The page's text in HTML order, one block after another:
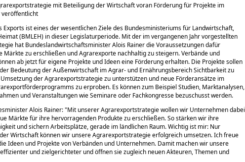
mit Beteiligung der Wirtschaft voran Förderung für Projekte im
veröffentlicht
Exports ist eines der wesentlichen Ziele des Bundesministeriums für Landwirtschaft,
(BMLEH) in dieser Legislaturperiode. Mit der im vergangenen Jahr vorgestellten
hat Bundeslandwirtschaftsminister Alois Rainer die Voraussetzungen dafür
Märkte zu erschließen und Agrarexporte nachhaltig zu steigern. Verbände und
ab jetzt für eigene Projekte und Ideen eine Förderung erhalten. Die Projekte sollen
Bedeutung der Außenwirtschaft im Agrar- und Ernährungsbereich Sichtbarkeit zu
der Agrarexportstrategie zu unterstützen und neue Förderansätze im
zu erproben. Es können zum Beispiel Studien, Marktanalysen,
und Veranstaltungen wie Seminare oder Fachkongresse bezuschusst werden.
Alois Rainer: Mit unserer Agrarexportstrategie wollen wir Unternehmen dabei
Märkte für ihre hervorragenden Produkte zu erschließen. So stärken wir ihre
und sichern Arbeitsplätze, gerade im ländlichen Raum. Wichtig ist mir: Nur
Wirtschaft können wir unsere Agrarexportstrategie erfolgreich umsetzen. Ich freue
Ideen und Projekte von Verbänden und Unternehmen. Damit machen wir unsere
und zielgerichteter und öffnen sie zugleich neuen Akteuren, Themen und